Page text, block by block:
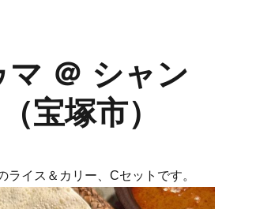
＠ シャン
塚市）
ライス＆カリー、Cセットです。